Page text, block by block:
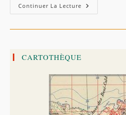
Continuer La Lecture Tribu
Des
CARTOTHÈQUE